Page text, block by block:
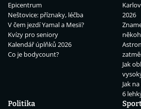
Epicentrum
Neštovice: příznaky, léčba
V čem jezdí Yamal a Mesii?
Kvízy pro seniory
Kalendář úplňků 2026
Co je bodycount?
2026
Jak
Jak
6
Politika